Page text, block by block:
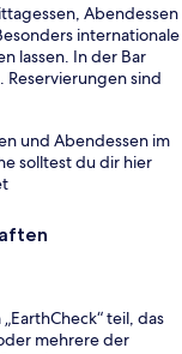
Abendessen
internationale
lassen. In der Bar
Reservierungen sind
und Abendessen im
solltest du dir hier
teil, das
mehrere der